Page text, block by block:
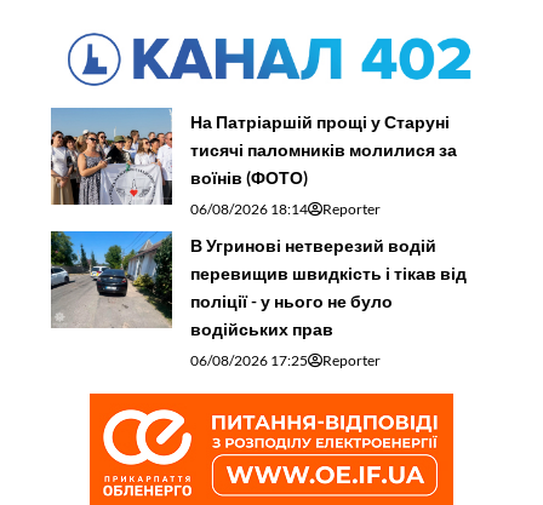
На Патріаршій прощі у Старуні
тисячі паломників молилися за
воїнів (ФОТО)
06/08/2026 18:14 Reporter
В Угринові нетверезий водій
перевищив швидкість і тікав від
поліції - у нього не було
водійських прав
06/08/2026 17:25 Reporter